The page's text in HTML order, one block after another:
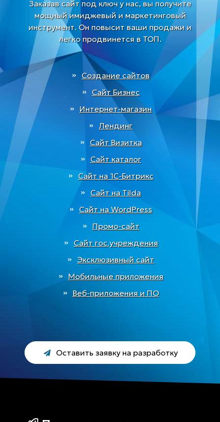
Заказав сайт под ключ у нас, вы получите
мощный имиджевый и маркетинговый
инструмент. Он повысит ваши продажи и
легко продвинется в ТОП.
Создание сайтов
Сайт Бизнес
Интернет-магазин
Лендинг
Сайт Визитка
Сайт каталог
Сайт на 1С-Битрикс
Сайт на Tilda
Сайт на WordPress
Промо-сайт
Сайт гос.учреждения
Эксклюзивный сайт
Мобильные приложения
Веб-приложения и ПО
Оставить заявку на разработку